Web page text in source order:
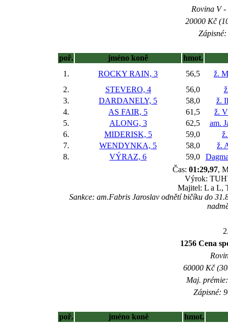
Rovina V
20000 Kč
poř. jméno koně
hmot.
1.
ROCKY RAIN, 3 56,5
ž.
2.
STEVERO, 4 56,0
3.
DARDANELY, 5 58,0
ž.
4.
AS FAIR, 5 61,5
ž.
5.
ALONG, 3 62,5
am.
6.
MIDERISK, 5 59,0
7.
WENDYNKA, 5 58,0
ž.
8.
VÝRAZ, 6 59,0
Čas: 01:29,97,
Výrok:
Majitel: L a L,
Sankce: am.Fabris Jaroslav odnětí bičíku do
1256 Cena
60000 Kč
Maj.
Zápisné:
poř. jméno koně
hmot.